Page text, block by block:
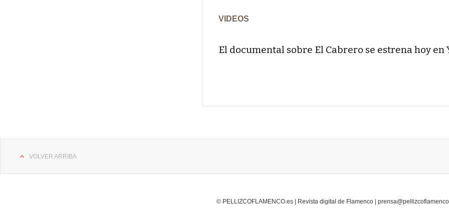
VIDEOS
El documental sobre El Cabrero se estrena hoy en
VOLVER ARRIBA
© PELLIZCOFLAMENCO.es | Revista digital de Flamenco |